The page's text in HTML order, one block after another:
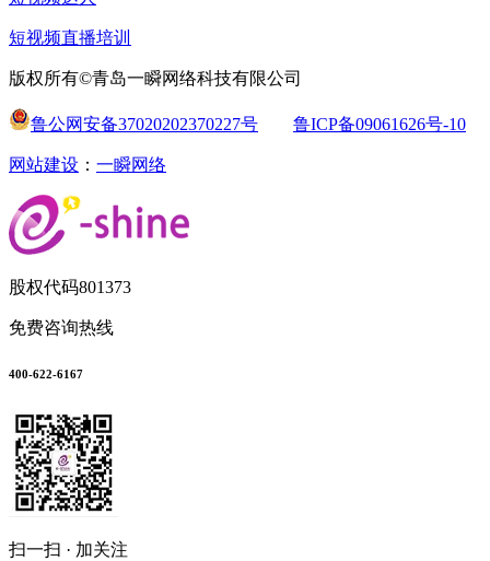
短视频直播培训
版权所有©青岛一瞬网络科技有限公司
鲁公网安备37020202370227号 鲁ICP备09061626号-10
网站建设 ： 一瞬网络
股权代码801373
免费咨询热线
400-622-6167
扫一扫 · 加关注